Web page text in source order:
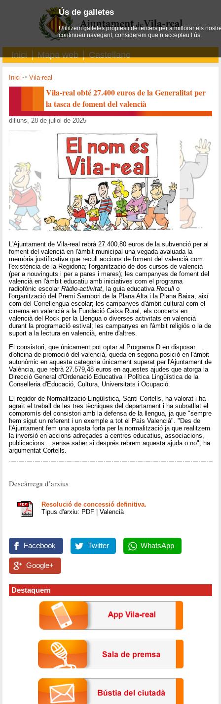
Inici Mapa web Castellano
Inici ->Vila-real
Vila-real obté 27.400 euros de la Generalitat per
la tasca de foment del valencià
dilluns, 28 de juliol de 2025
L'Ajuntament de Vila-real rebrà 27.400,80 euros de la subvenció per al
foment del valencià en l'àmbit municipal una vegada avaluada la
memòria justificativa que recull accions de foment del valencià com
l'existència de la Regidoria; l'organització de dos cursos de valencià
(per a nouvinguts i per a pares i mares); les campanyes de foment del
valencià en l'àmbit educatiu amb iniciatives com el programa
radiofònic escolarRàdio-activitat , la guia educativaRecullo
l'organització del Premi Sambori de la Plana Alta i la Plana Baixa, així
com del Correllengua escolar; les campanyes d'àmbit cultural com el
cinema en valencià a la Fundació Caixa Rural, els concerts en
valencià del Rock per la Llengua o diverses activitats en valencià
durant la programació estival; les campanyes en l'àmbit religiós o la de
suport a la lectura en valencià, entre d'altres.
El consistori, que únicament pot optar al Programa D en disposar
d'oficina de promoció del valencià, queda en segona posició en l'àmbit
autonòmic en aquesta categoria únicament superat per l'Ajuntament de
València, que rebrà 27.579,48 euros en aquestes ajudes que atorga la
Direcció General d'Ordenació Educativa i Política Lingüística de la
Conselleria d'Educació, Cultura, Universitats i Ocupació.
El regidor de Normalització Lingüística, Santi Cortells, ha valorat i ha
agraït el treball de les tres tècniques del departament i ha subratllat el
compromís del consistori amb la defensa de la llengua, ja que "sempre
hem sigut un referent i un exemple a tot el País Valencià". "Des de
l'Ajuntament fem una aposta forta per la normalització ja que realitzem
la inversió en accions adreçades a centres educatius, associacions,
publicacions... sense saber si després rebrem aquesta ajuda o no", ha
argumentat Cortells.
Descàrrega d’arxius
Resolució de concessió definitiva.
Tipus d'arxiu: PDF | Valencià
Facebook Twitter WhatsApp
Google+
Destaquem
Ús de galletes
Utilitzem galletes pròpies i de tercers per a millorar els
continueu navegant, considerem que n’accepteu l’ús.